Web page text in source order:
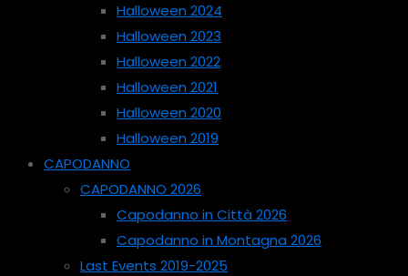
Halloween 2024
Halloween 2023
Halloween 2022
Halloween 2021
Halloween 2020
Halloween 2019
CAPODANNO
CAPODANNO 2026
Capodanno in Città 2026
Capodanno in Montagna 2026
Last Events 2019-2025